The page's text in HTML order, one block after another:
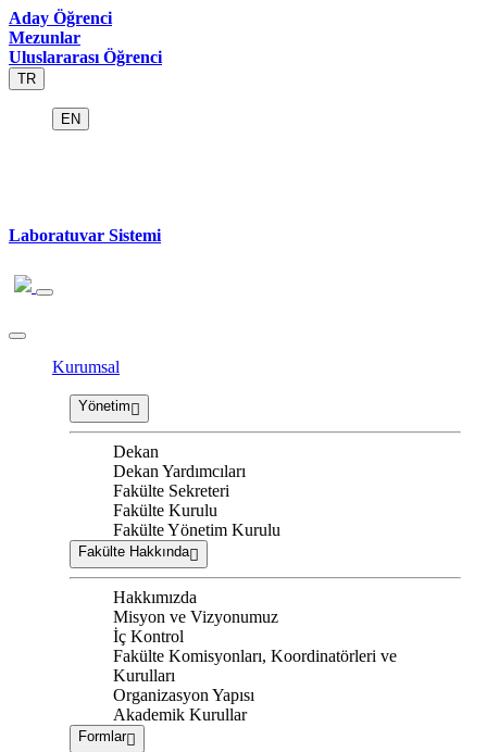
Aday Öğrenci
Mezunlar
Uluslararası Öğrenci
TR
EN
Laboratuvar Sistemi
Kurumsal
Yönetim
Dekan
Dekan Yardımcıları
Fakülte Sekreteri
Fakülte Kurulu
Fakülte Yönetim Kurulu
Fakülte Hakkında
Hakkımızda
Misyon ve Vizyonumuz
İç Kontrol
Fakülte Komisyonları, Koordinatörleri ve
Kurulları
Organizasyon Yapısı
Akademik Kurullar
Formlar